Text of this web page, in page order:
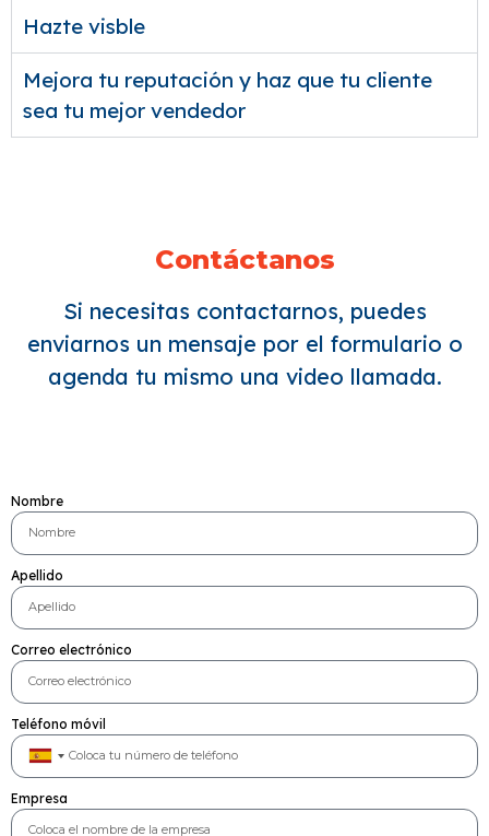
Hazte visble
Mejora tu reputación y haz que tu cliente
sea tu mejor vendedor
Contáctanos
Si necesitas contactarnos, puedes
enviarnos un mensaje por el formulario o
agenda tu mismo una video llamada.
Nombre
Apellido
Correo electrónico
Teléfono móvil
S
a
Empresa